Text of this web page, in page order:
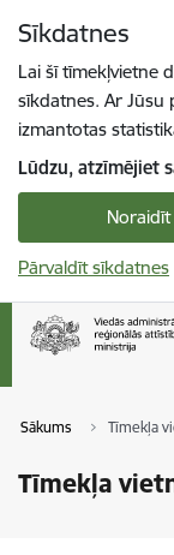
Sīkdatnes
Lai šī tīmekļvietne
sīkdatnes. Ar Jūsu
izmantotas
Lūdzu, atzīmējiet
Noraidīt
Pārvaldīt sīkdatnes
Sākums Tīmekļa
Tīmekļa